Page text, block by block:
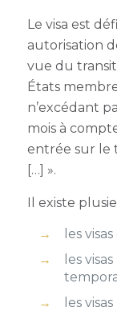
Le visa est
autorisation
vue du
États
n’excédant
mois à
entrée sur le
[…] ».
Il existe
les
les
les